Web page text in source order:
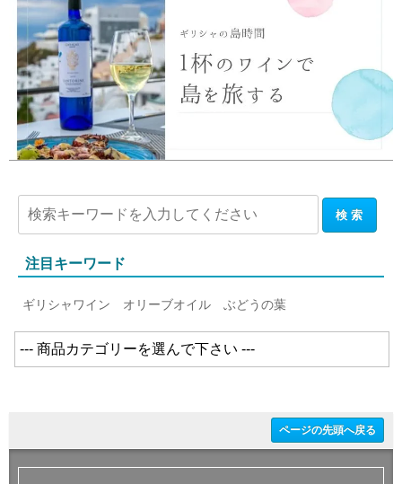
注目キーワード
ギリシャワイン オリーブオイル ぶどうの葉
ページの先頭へ戻る